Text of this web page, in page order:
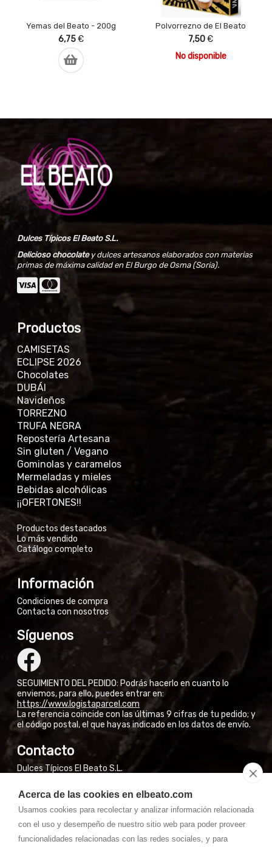
Acerca de las cookies en elbeato.com
Usamos cookies para recolectar y analizar información relacionada
con el uso y desempeño de nuestro sitio web para poder proveer
funcionalidades relacionadas con las redes sociales, y para
Yemas del Beato - 200g
6,75€
Polvorrezno de El Beato
7,50€
No disponible
Dulces Típicos El Beato S.L.
Delicioso chocolatey dulces artesanos elaborados con materias
primas de máxima calidad en El Burgo de Osma (Soria).
Productos
CAMISETAS
ECLIPSE 2026
Chocolates
DUBÁI
Navideños
TORREZNO
TRUFA NEGRA
Repostería Artesana
Sin gluten / Vegano
Gominolas y caramelos
Mermeladas y mieles
Bebidas alcohólicas
¡¡OFERTONES!!
Productos destacados
Lo más vendido
Catálogo completo
Información
Condiciones de compra
Contacta con nosotros
Síguenos
SEGUIMIENTO DEL PEDIDO: Podrás hacerlo en cuanto lo
enviemos, para ello, puedes entrar en:
https://www.logistaparcel.com
La referencia coincide con las últimas 9 cifras de tu pedido; y
el código postal, el que hayas indicado en los datos de envío.
Contacto
Dulces Típicos El Beato S.L.
El Burgo de Osma (Soria)
NO VENDEMOS EN FÁBRICA A PARTICULARES
Si están en El Burgo de Osma, pueden encontrar nuestros
productos en las tiendas de la Calle Mayor.